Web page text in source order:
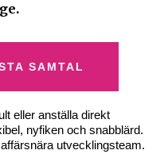
SAMTAL
eller anställa direkt
nyfiken och snabblärd.
utvecklingsteam.